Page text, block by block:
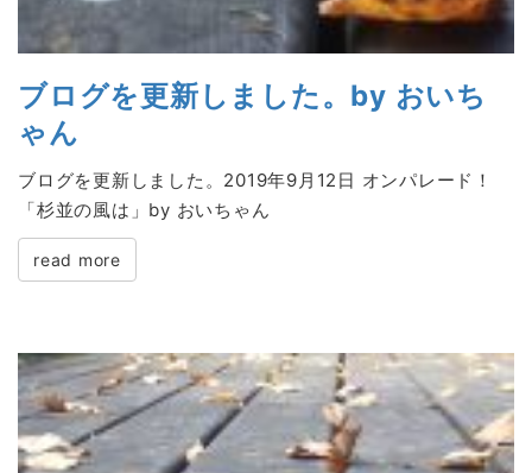
ブログを更新しました。by おいち
ゃん
ブログを更新しました。2019年9月12日 オンパレード！
「杉並の風は」by おいちゃん
read more